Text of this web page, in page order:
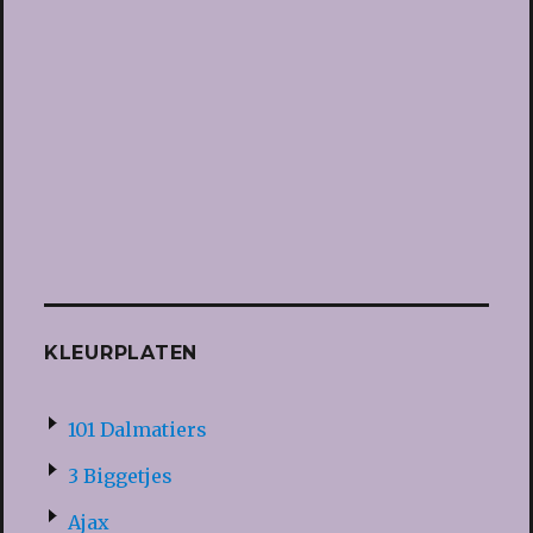
KLEURPLATEN
101 Dalmatiers
3 Biggetjes
Ajax